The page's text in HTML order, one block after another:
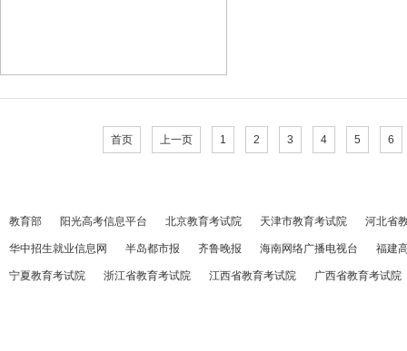
首页 上一页 1 2 3 4 5 6
教育部 阳光高考信息平台 北京教育考试院 天津市教育考试院 河北省
华中招生就业信息网 半岛都市报 齐鲁晚报 海南网络广播电视台 福建
宁夏教育考试院 浙江省教育考试院 江西省教育考试院 广西省教育考试院